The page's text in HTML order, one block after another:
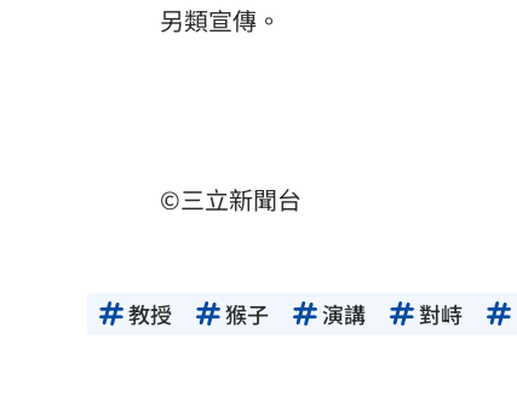
另類宣傳。
©三立新聞台
教授 猴子 演講 對峙